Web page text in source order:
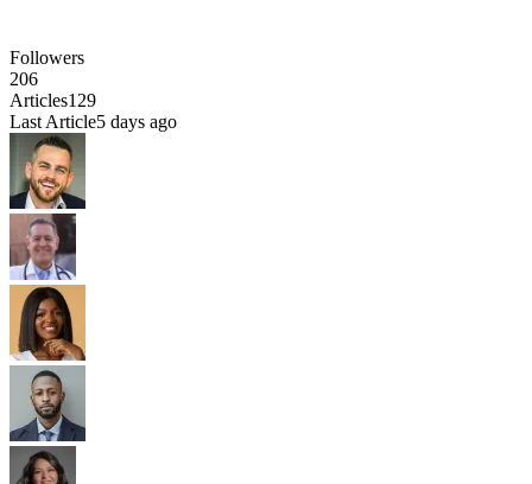
Followers
206
Articles129
Last Article5 days ago